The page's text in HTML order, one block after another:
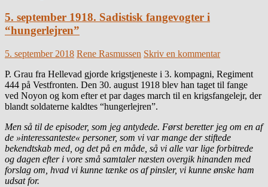
5. september 1918. Sadistisk fangevogter i
“hungerlejren”
5. september 2018 Rene Rasmussen Skriv en kommentar
P. Grau fra Hellevad gjorde krigstjeneste i 3. kompagni, Regiment
444 på Vestfronten. Den 30. august 1918 blev han taget til fange
ved Noyon og kom efter et par dages march til en krigsfangelejr, der
blandt soldaterne kaldtes “hungerlejren”.
Men så til de episoder, som jeg antydede. Først beretter jeg om en af
de »interessanteste« personer, som vi var mange der stiftede
bekendtskab med, og det på en måde, så vi alle var lige forbitrede
og dagen efter i vore små samtaler næsten overgik hinanden med
forslag om, hvad vi kunne tænke os af pinsler, vi kunne ønske ham
udsat for.